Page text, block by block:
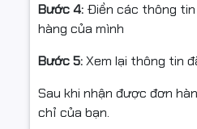
Bước 4: Điền các thông
hàng của mình
Bước 5:Xem lại thông tin
Sau khi nhận được đơn
chỉ của bạn.